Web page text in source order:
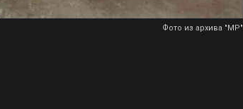
Фото из архива "МР"